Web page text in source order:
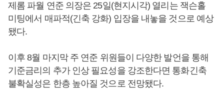
제롬 파월 연준 의장은 25일(현지시각) 열리는 잭슨홀
미팅에서 매파적(긴축 강화) 입장을 내놓을 것으로 예상
됐다.
이후 8월 마지막 주 연준 위원들이 다양한 발언을 통해
기준금리의 추가 인상 필요성을 강조한다면 통화긴축
불확실성은 한층 높아질 것으로 전망됐다.